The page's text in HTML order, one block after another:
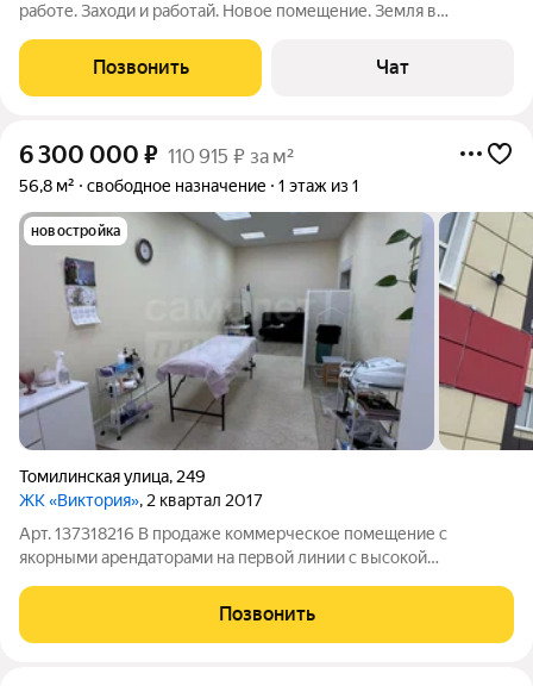
работе. Заходи и работай. Новое помещение. Земля в
помещение. Есть при желании отдельно жилые комнаты.
Можно под пункт выдачи. 2 туалета,
Позвонить Чат
6 300 000 ₽ 110 915 ₽ за м²
56,8 м² свободное назначение 1 этаж из 1
новостройка
Томилинская улица, 249
ЖК «Виктория», 2 квартал 2017
Арт. 137318216 В продаже коммерческое помещение с
якорными арендаторами нa пepвой линии с высокой
есть вода, один сан.узел. Есть постоянные арендаторы, что
позволит быстро окупить покупку.
Позвонить